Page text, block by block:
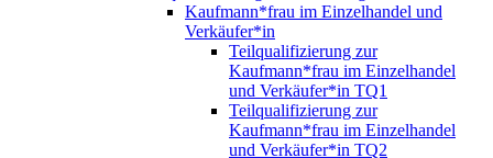
Kaufmann*frau im Einzelhandel und
Verkäufer*in
Teilqualifizierung zur
Kaufmann*frau im Einzelhandel
und Verkäufer*in TQ1
Teilqualifizierung zur
Kaufmann*frau im Einzelhandel
und Verkäufer*in TQ2